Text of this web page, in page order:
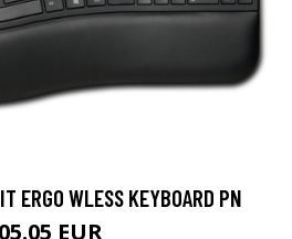
ERGO WLESS KEYBOARD PN
EUR